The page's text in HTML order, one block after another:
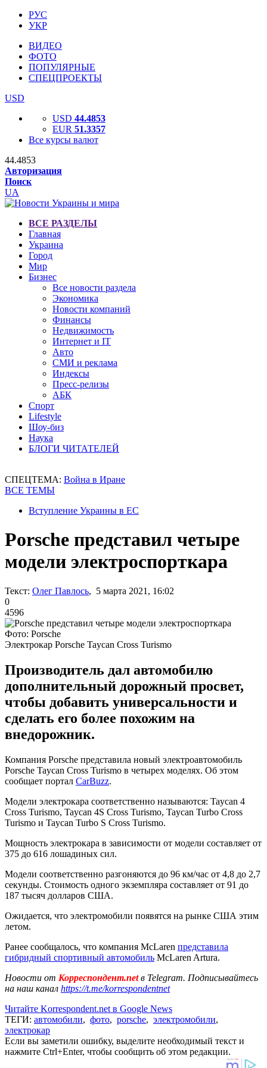
РУС
УКР
ВИДЕО
ФОТО
ПОПУЛЯРНЫЕ
СПЕЦПРОЕКТЫ
USD
USD 44.4853
EUR 51.3357
Все курсы валют
44.4853
Авторизация
Поиск
UA
ВСЕ РАЗДЕЛЫ
Главная
Украина
Город
Мир
Бизнес
Все новости раздела
Экономика
Новости компаний
Финансы
Недвижимость
Интернет и IT
Авто
СМИ и реклама
Индексы
Пресс-релизы
АБК
Спорт
Lifestyle
Шоу-биз
Наука
БЛОГИ ЧИТАТЕЛЕЙ
СПЕЦТЕМА: Война в Иране
ВСЕ ТЕМЫ
Вступление Украины в ЕС
Porsche представил четыре
модели электроспорткара
Текст: Олег Павлось, 5 марта 2021, 16:02
0
4596
Фото: Porsche
Электрокар Porsche Taycan Cross Turismo
Производитель дал автомобилю
дополнительный дорожный просвет,
чтобы добавить универсальности и
сделать его более похожим на
внедорожник.
Компания Porsche представила новый электроавтомобиль
Porsche Taycan Cross Turismo в четырех моделях. Об этом
сообщает портал CarBuzz.
Модели электрокара соответственно называются: Taycan 4
Cross Turismo, Taycan 4S Cross Turismo, Taycan Turbo Cross
Turismo и Taycan Turbo S Cross Turismo.
Мощность электрокара в зависимости от модели составляет от
375 до 616 лошадиных сил.
Модели соответственно разгоняются до 96 км/час от 4,8 до 2,7
секунды. Стоимость одного экземпляра составляет от 91 до
187 тысяч долларов США.
Ожидается, что электромобили появятся на рынке США этим
летом.
Ранее сообщалось, что компания McLaren представила
гибридный спортивный автомобиль McLaren Artura.
Новости от Корреспондент.netв Telegram. Подписывайтесь
на наш канал https://t.me/korrespondentnet
Читайте Korrespondent.net в Google News
ТЕГИ: автомобили, фото, porsche, электромобили,
электрокар
Если вы заметили ошибку, выделите необходимый текст и
нажмите Ctrl+Enter, чтобы сообщить об этом редакции.